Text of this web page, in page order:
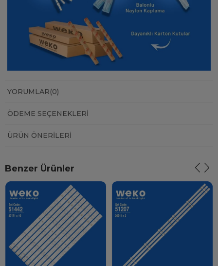
YORUMLAR(0)
ÖDEME SEÇENEKLERI
ÜRÜN ÖNERILERI
Benzer Ürünler